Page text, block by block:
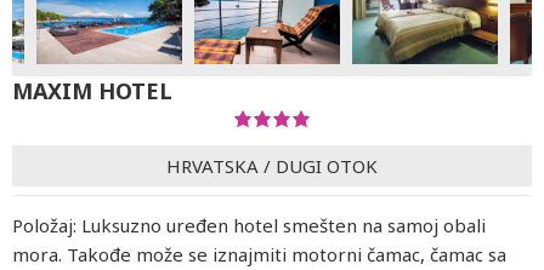
MAXIM HOTEL
HRVATSKA / DUGI OTOK
Položaj: Luksuzno uređen hotel smešten na samoj obali
mora. Takođe može se iznajmiti motorni čamac, čamac sa